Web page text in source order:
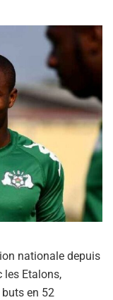
nationale depuis
les Etalons,
en 52